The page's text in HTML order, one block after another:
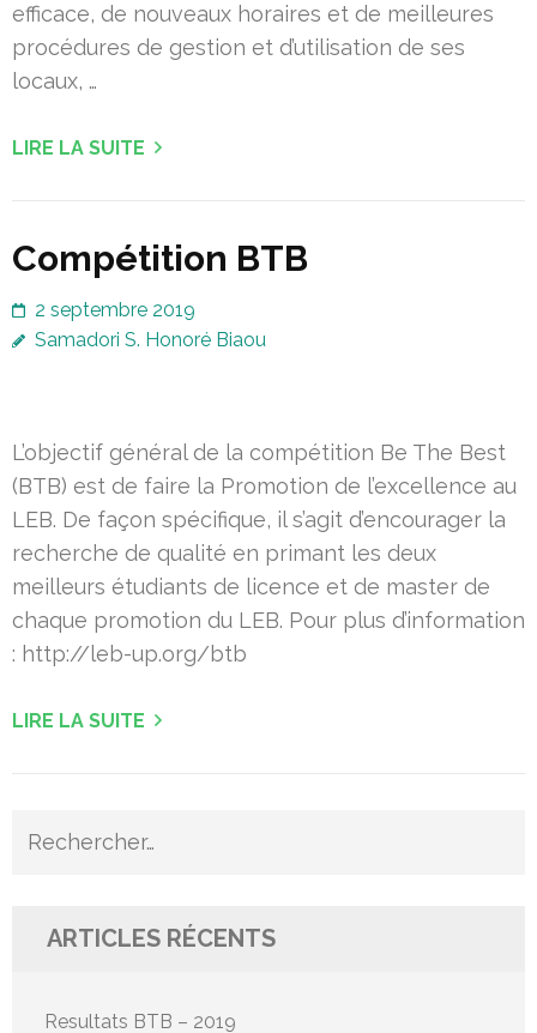
efficace, de nouveaux horaires et de meilleures
procédures de gestion et d’utilisation de ses
locaux, …
LIRE LA SUITE
Compétition BTB
2 septembre 2019
Samadori S. Honoré Biaou
L’objectif général de la compétition Be The Best
(BTB) est de faire la Promotion de l’excellence au
LEB. De façon spécifique, il s’agit d’encourager la
recherche de qualité en primant les deux
meilleurs étudiants de licence et de master de
chaque promotion du LEB. Pour plus d’information
: http://leb-up.org/btb
LIRE LA SUITE
Rechercher :
ARTICLES RÉCENTS
Resultats BTB – 2019